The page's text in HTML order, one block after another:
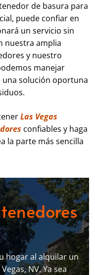
de basura para
puede confiar en
un servicio sin
nuestra amplia
y nuestro
manejar
solución oportuna
Las Vegas
confiables y haga
la parte más sencilla
hogar al alquilar un
NV. Ya sea